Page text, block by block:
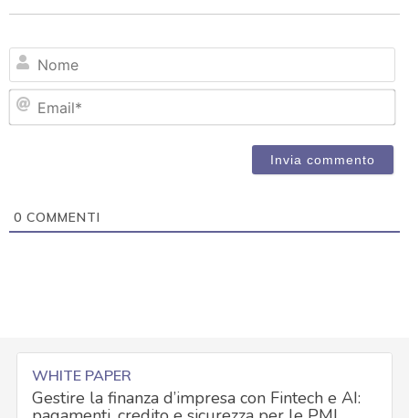
0 COMMENTI
WHITE PAPER
Gestire la finanza d’impresa con Fintech e AI: